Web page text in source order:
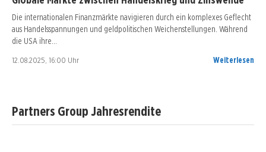
Die internationalen Finanzmärkte navigieren durch ein komplexes Geflecht
aus Handelsspannungen und geldpolitischen Weichenstellungen. Während
die USA ihre…
12.08.2025, 16:00 Uhr Weiterlesen
Partners Group Jahresrendite